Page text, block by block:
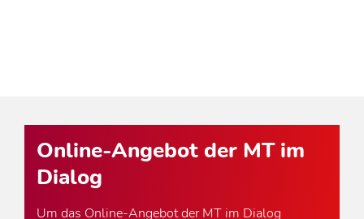
Online-Angebot der MT im
Dialog
Um das Online-Angebot der MT im Dialog